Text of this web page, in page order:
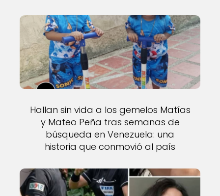
Hallan sin vida a los gemelos Matías
y Mateo Peña tras semanas de
búsqueda en Venezuela: una
historia que conmovió al país